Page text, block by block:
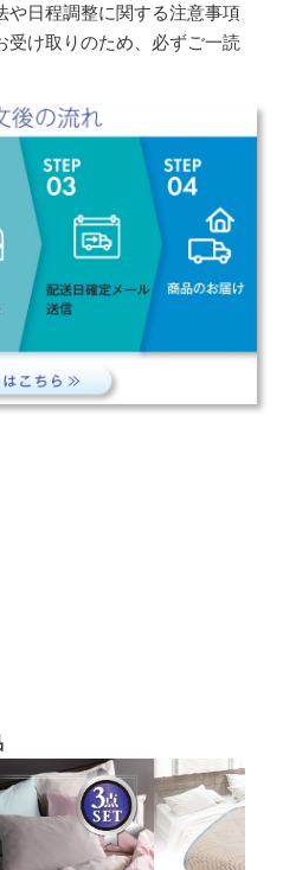
や日程調整に関する注意事項
受け取りのため、必ずご一読